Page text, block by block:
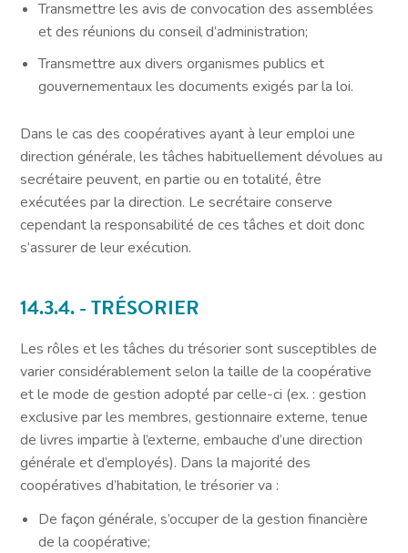
Transmettre les avis de convocation des assemblées
et des réunions du conseil d’administration;
Transmettre aux divers organismes publics et
gouvernementaux les documents exigés par la loi.
Dans le cas des coopératives ayant à leur emploi une
direction générale, les tâches habituellement dévolues au
secrétaire peuvent, en partie ou en totalité, être
exécutées par la direction. Le secrétaire conserve
cependant la responsabilité de ces tâches et doit donc
s’assurer de leur exécution.
14.3.4. - TRÉSORIER
Les rôles et les tâches du trésorier sont susceptibles de
varier considérablement selon la taille de la coopérative
et le mode de gestion adopté par celle-ci (ex. : gestion
exclusive par les membres, gestionnaire externe, tenue
de livres impartie à l’externe, embauche d’une direction
générale et d’employés). Dans la majorité des
coopératives d’habitation, le trésorier va :
De façon générale, s’occuper de la gestion financière
de la coopérative;